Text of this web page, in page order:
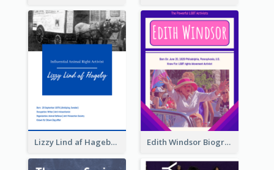
Lizzy Lind af Hageby Biography Edith Windsor Biography